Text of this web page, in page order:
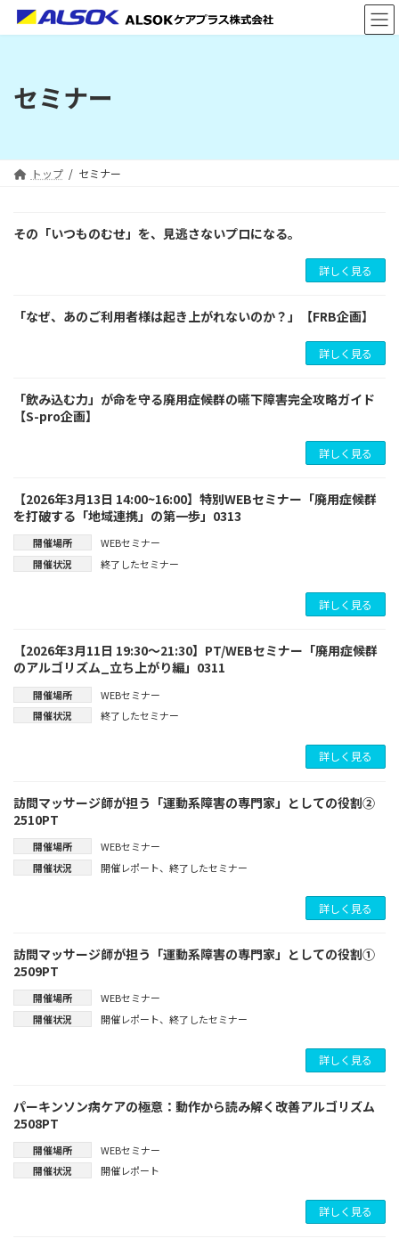
セミナー
トップ セミナー
その「いつものむせ」を、見逃さないプロになる。
詳しく見る
「なぜ、あのご利用者様は起き上がれないのか？」【FRB企画】
詳しく見る
「飲み込む力」が命を守る廃用症候群の嚥下障害完全攻略ガイド
【S-pro企画】
詳しく見る
【2026年3月13日 14:00~16:00】特別WEBセミナー「廃用症候群
を打破する「地域連携」の第一歩」0313
開催場所
WEBセミナー
開催状況
終了したセミナー
詳しく見る
【2026年3月11日 19:30～21:30】PT/WEBセミナー「廃用症候群
のアルゴリズム_立ち上がり編」0311
開催場所
WEBセミナー
開催状況
終了したセミナー
詳しく見る
訪問マッサージ師が担う「運動系障害の専門家」としての役割②
2510PT
開催場所
WEBセミナー
開催状況
開催レポート、 終了したセミナー
詳しく見る
訪問マッサージ師が担う「運動系障害の専門家」としての役割①
2509PT
開催場所
WEBセミナー
開催状況
開催レポート、 終了したセミナー
詳しく見る
パーキンソン病ケアの極意：動作から読み解く改善アルゴリズム
2508PT
開催場所
WEBセミナー
開催状況
開催レポート
詳しく見る